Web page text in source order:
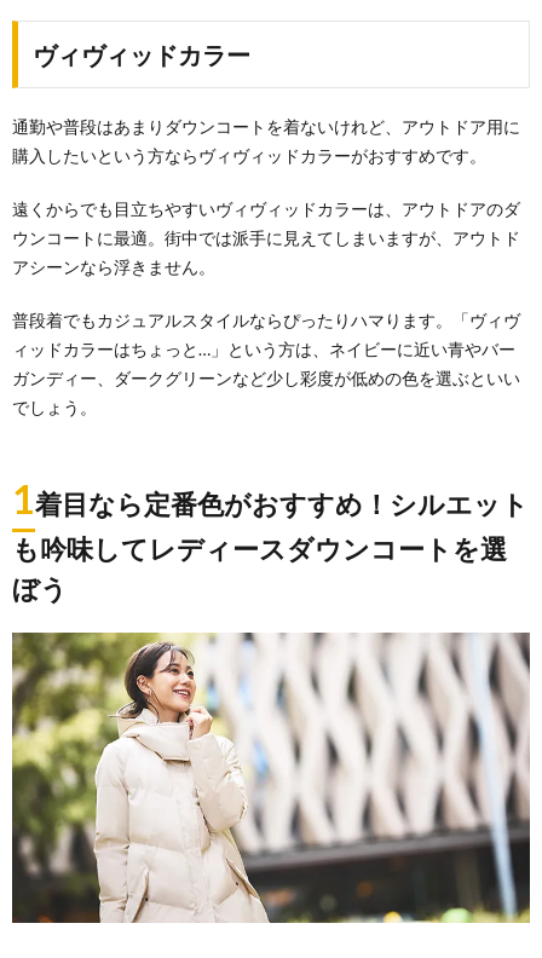
ヴィヴィッドカラー
通勤や普段はあまりダウンコートを着ないけれど、アウトドア用に
購入したいという方ならヴィヴィッドカラーがおすすめです。
遠くからでも目立ちやすいヴィヴィッドカラーは、アウトドアのダ
ウンコートに最適。街中では派手に見えてしまいますが、アウトド
アシーンなら浮きません。
普段着でもカジュアルスタイルならぴったりハマります。「ヴィヴ
ィッドカラーはちょっと…」という方は、ネイビーに近い青やバー
ガンディー、ダークグリーンなど少し彩度が低めの色を選ぶといい
でしょう。
1着目なら定番色がおすすめ！シルエット
も吟味してレディースダウンコートを選
ぼう